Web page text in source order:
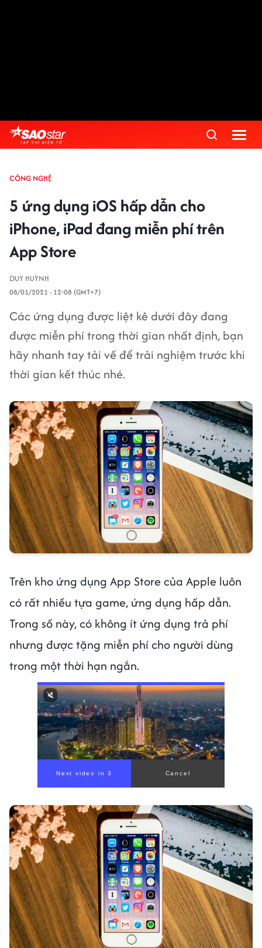
CÔNG NGHỆ
5 ứng dụng iOS hấp dẫn cho
iPhone, iPad đang miễn phí trên
App Store
DUY HUỲNH
08/01/2021 - 12:08 (GMT+7)
Các ứng dụng được liệt kê dưới đây đang
được miễn phí trong thời gian nhất định, bạn
hãy nhanh tay tải về để trải nghiệm trước khi
thời gian kết thúc nhé.
Trên kho ứng dụng App Store của Apple luôn
có rất nhiều tựa game, ứng dụng hấp dẫn.
Trong số này, có không ít ứng dụng trả phí
nhưng được tặng miễn phí cho người dùng
trong một thời hạn ngắn.
Next video in 1 Cancel